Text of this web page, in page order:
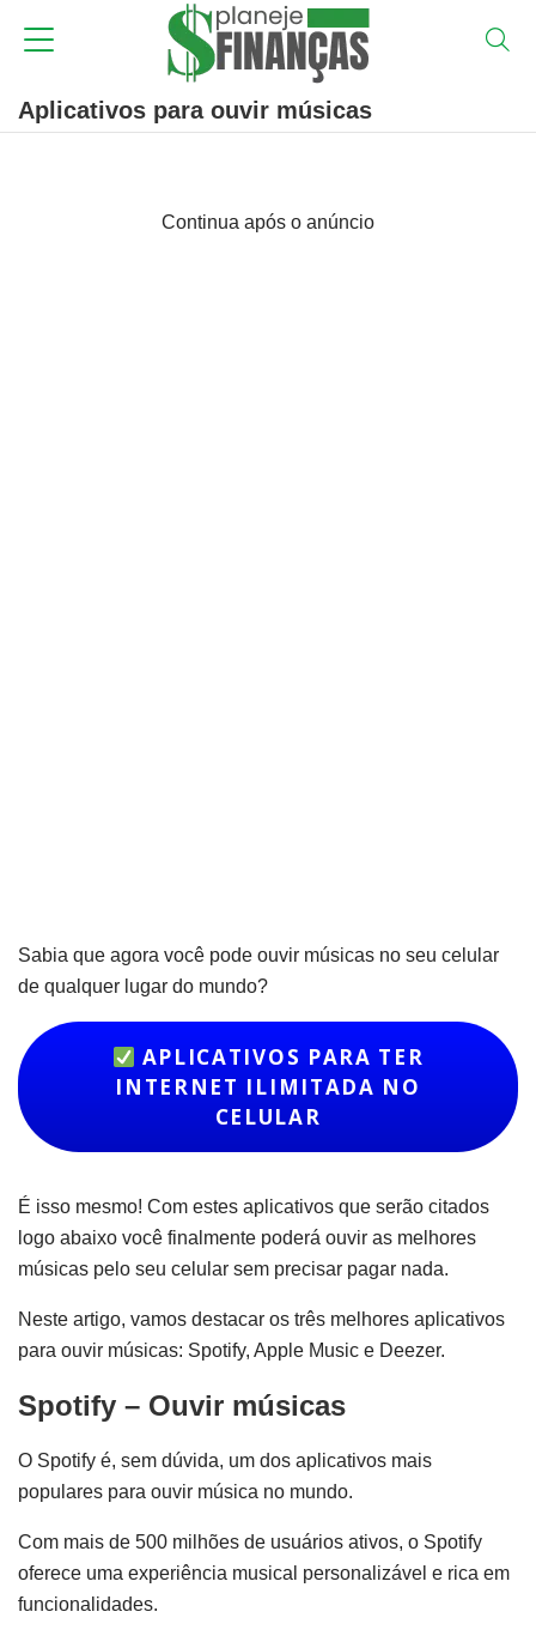
Aplicativos para ouvir músicas
Continua após o anúncio
Sabia que agora você pode ouvir músicas no seu celular
de qualquer lugar do mundo?
APLICATIVOS PARA TER
INTERNET ILIMITADA NO
CELULAR
É isso mesmo! Com estes aplicativos que serão citados
logo abaixo você finalmente poderá ouvir as melhores
músicas pelo seu celular sem precisar pagar nada.
Neste artigo, vamos destacar os três melhores aplicativos
para ouvir músicas: Spotify, Apple Music e Deezer.
Spotify – Ouvir músicas
O Spotify é, sem dúvida, um dos aplicativos mais
populares para ouvir música no mundo.
Com mais de 500 milhões de usuários ativos, o Spotify
oferece uma experiência musical personalizável e rica em
funcionalidades.